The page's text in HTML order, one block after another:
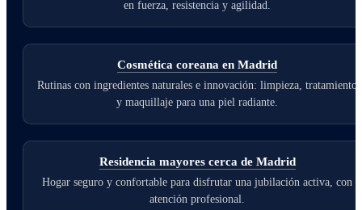
en fuerza, resistencia y agilidad.
Cosmética coreana en Madrid
Rutinas con ingredientes naturales e innovación: limpieza, tratamiento
y maquillaje para una piel radiante.
Residencia mayores cerca de Madrid
Hogar seguro y confortable para disfrutar una jubilación activa, con
atención profesional.